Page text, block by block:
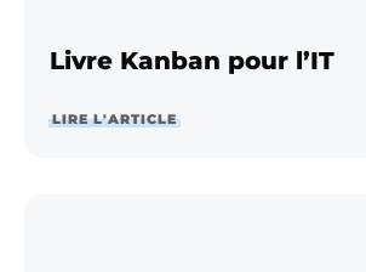
Livre Kanban pour l’IT
LIRE L'ARTICLE